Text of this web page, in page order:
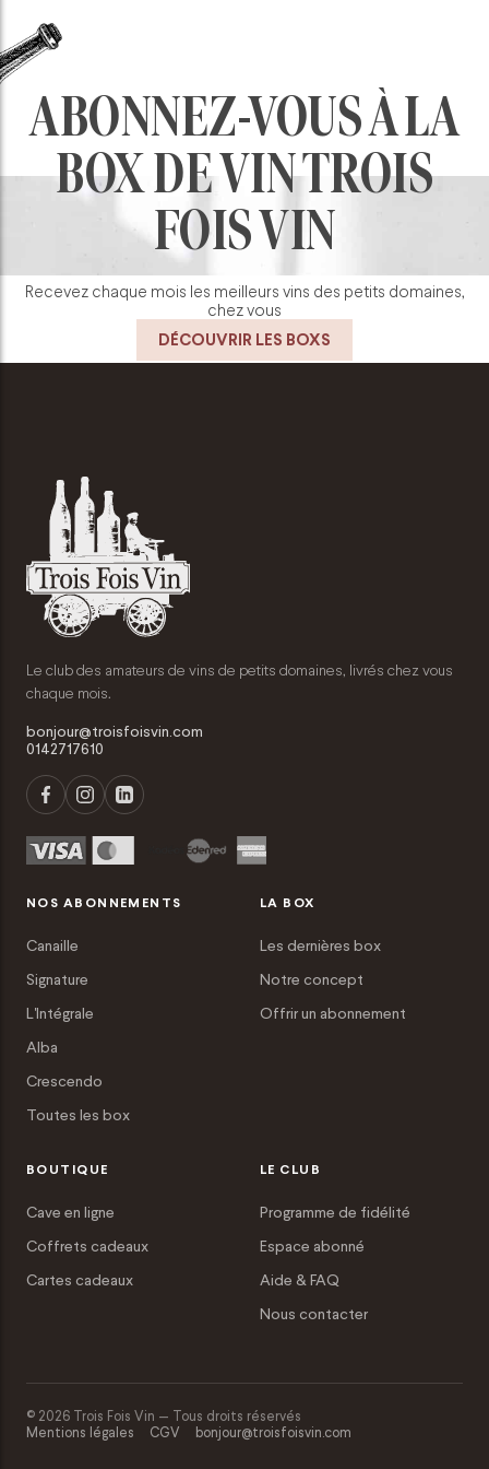
ABONNEZ-VOUS À LA
BOX DE VIN TROIS
FOIS VIN
Recevez chaque mois les meilleurs vins des petits domaines,
chez vous
DÉCOUVRIR LES BOXS
Le club des amateurs de vins de petits domaines, livrés chez vous
chaque mois.
bonjour@troisfoisvin.com
0142717610
NOS ABONNEMENTS
Canaille
Signature
L'Intégrale
Alba
Crescendo
Toutes les box
LA BOX
Les dernières box
Notre concept
Offrir un abonnement
BOUTIQUE
Cave en ligne
Coffrets cadeaux
Cartes cadeaux
LE CLUB
Programme de fidélité
Espace abonné
Aide & FAQ
Nous contacter
© 2026 Trois Fois Vin — Tous droits réservés
Mentions légales
CGV bonjour@troisfoisvin.com